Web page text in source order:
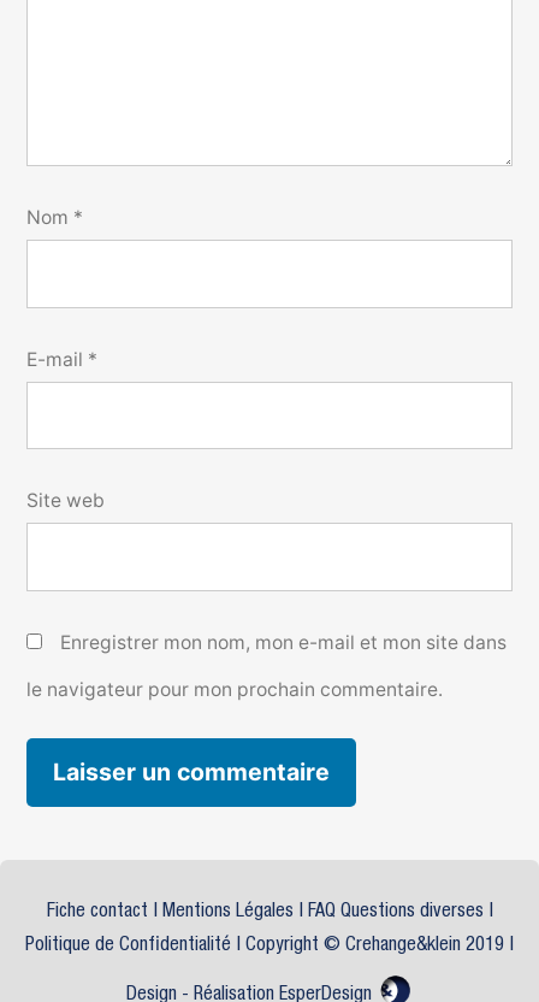
Nom *
E-mail *
Site web
Enregistrer mon nom, mon e-mail et mon site dans
le navigateur pour mon prochain commentaire.
Fiche contact | Mentions Légales | FAQ Questions diverses |
Politique de Confidentialité | Copyright © Crehange&klein 2019 |
Design - Réalisation EsperDesign